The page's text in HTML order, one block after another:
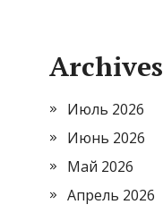
Archives
Июль 2026
Июнь 2026
Май 2026
Апрель 2026